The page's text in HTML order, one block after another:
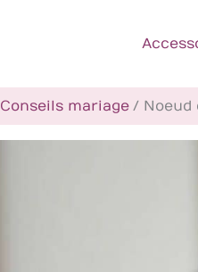
Conseils mariage